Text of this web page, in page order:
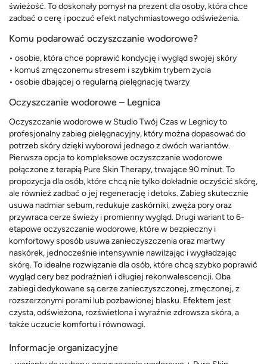
świeżość. To doskonały pomysł na prezent dla osoby, która chce
zadbać o cerę i poczuć efekt natychmiastowego odświeżenia.
Komu podarować oczyszczanie wodorowe?
• osobie, która chce poprawić kondycję i wygląd swojej skóry
• komuś zmęczonemu stresem i szybkim trybem życia
• osobie dbającej o regularną pielęgnację twarzy
Oczyszczanie wodorowe – Legnica
Oczyszczanie wodorowe w Studio Twój Czas w Legnicy to
profesjonalny zabieg pielęgnacyjny, który można dopasować do
potrzeb skóry dzięki wyborowi jednego z dwóch wariantów.
Pierwsza opcja to kompleksowe oczyszczanie wodorowe
połączone z terapią Pure Skin Therapy, trwające 90 minut. To
propozycja dla osób, które chcą nie tylko dokładnie oczyścić skórę,
ale również zadbać o jej regenerację i detoks. Zabieg skutecznie
usuwa nadmiar sebum, redukuje zaskórniki, zwęża pory oraz
przywraca cerze świeży i promienny wygląd. Drugi wariant to 6-
etapowe oczyszczanie wodorowe, które w bezpieczny i
komfortowy sposób usuwa zanieczyszczenia oraz martwy
naskórek, jednocześnie intensywnie nawilżając i wygładzając
skórę. To idealne rozwiązanie dla osób, które chcą szybko poprawić
wygląd cery bez podrażnień i długiej rekonwalescencji. Oba
zabiegi dedykowane są cerze zanieczyszczonej, zmęczonej, z
rozszerzonymi porami lub pozbawionej blasku. Efektem jest
czysta, odświeżona, rozświetlona i wyraźnie zdrowsza skóra, a
także uczucie komfortu i równowagi.
Informacje organizacyjne